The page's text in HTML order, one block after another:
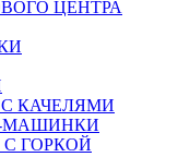
ЦЕНТРА
КАЧЕЛЯМИ
МАШИНКИ
ГОРКОЙ